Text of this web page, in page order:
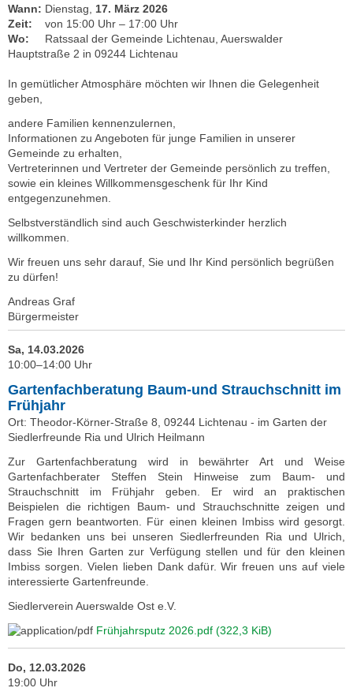
Wann: Dienstag, 17. März 2026
Zeit: von 15:00 Uhr – 17:00 Uhr
Wo:
Ratssaal der Gemeinde Lichtenau, Auerswalder
Hauptstraße 2 in 09244 Lichtenau
In gemütlicher Atmosphäre möchten wir Ihnen die Gelegenheit
geben,
andere Familien kennenzulernen,
Informationen zu Angeboten für junge Familien in unserer
Gemeinde zu erhalten,
Vertreterinnen und Vertreter der Gemeinde persönlich zu treffen,
sowie ein kleines Willkommensgeschenk für Ihr Kind
entgegenzunehmen.
Selbstverständlich sind auch Geschwisterkinder herzlich
willkommen.
Wir freuen uns sehr darauf, Sie und Ihr Kind persönlich begrüßen
zu dürfen!
Andreas Graf
Bürgermeister
Sa, 14.03.2026
10:00–14:00 Uhr
Gartenfachberatung Baum-und Strauchschnitt im
Frühjahr
Ort: Theodor-Körner-Straße 8, 09244 Lichtenau - im Garten der
Siedlerfreunde Ria und Ulrich Heilmann
Zur Gartenfachberatung wird in bewährter Art und Weise
Gartenfachberater Steffen Stein Hinweise zum Baum- und
Strauchschnitt im Frühjahr geben. Er wird an praktischen
Beispielen die richtigen Baum- und Strauchschnitte zeigen und
Fragen gern beantworten. Für einen kleinen Imbiss wird gesorgt.
Wir bedanken uns bei unseren Siedlerfreunden Ria und Ulrich,
dass Sie Ihren Garten zur Verfügung stellen und für den kleinen
Imbiss sorgen. Vielen lieben Dank dafür. Wir freuen uns auf viele
interessierte Gartenfreunde.
Siedlerverein Auerswalde Ost e.V.
Frühjahrsputz 2026.pdf (322,3 KiB)
Do, 12.03.2026
19:00 Uhr